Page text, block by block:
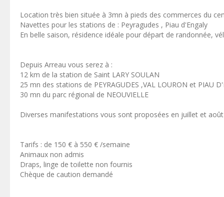
Location très bien située à 3mn à pieds des commerces du
Navettes pour les stations de : Peyragudes , Piau d'Engaly
En belle saison, résidence idéale pour départ de randonnée,
Depuis Arreau vous serez à :
12 km de la station de Saint LARY SOULAN
25 mn des stations de PEYRAGUDES ,VAL LOURON et PIAU
30 mn du parc régional de NEOUVIELLE
Diverses manifestations vous sont proposées en juillet et
Tarifs : de 150 € à 550 € /semaine
Animaux non admis
Draps, linge de toilette non fournis
Chèque de caution demandé